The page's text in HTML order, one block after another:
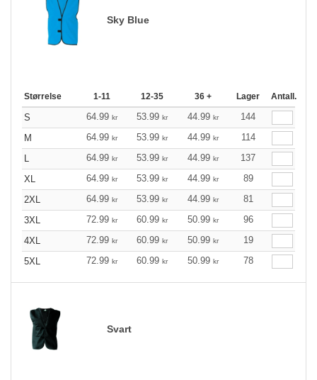
Sky Blue
Størrelse 1-11 12-35 36 + Lager Antall.
S 64.99 kr 53.99 kr 44.99 kr
144
M
64.99 kr 53.99 kr 44.99 kr
114
L
64.99 kr 53.99 kr 44.99 kr
137
XL
64.99 kr 53.99 kr 44.99 kr
89
2XL
64.99 kr 53.99 kr 44.99 kr
81
3XL
72.99 kr 60.99 kr 50.99 kr
96
4XL
72.99 kr 60.99 kr 50.99 kr
19
5XL
72.99 kr 60.99 kr 50.99 kr 78
Svart